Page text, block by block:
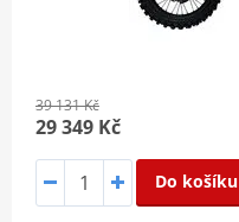
39 131 Kč
29 349 Kč
Do košíku